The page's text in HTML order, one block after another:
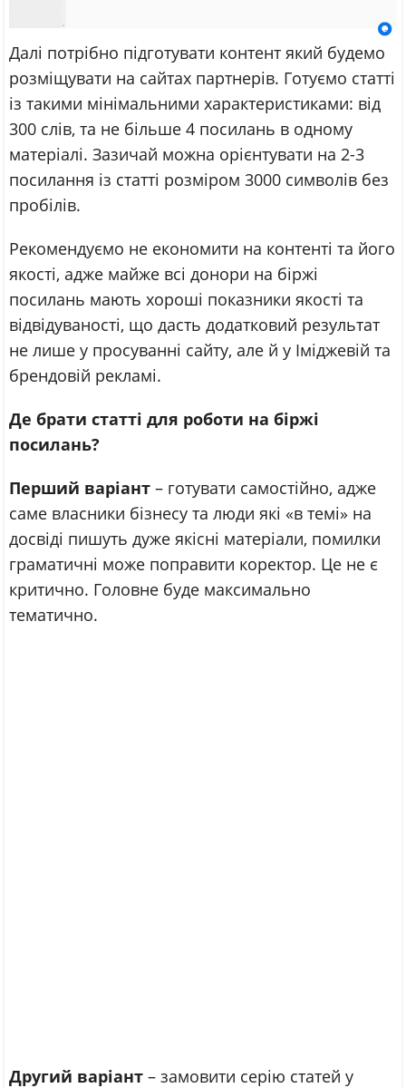
Далі потрібно підготувати контент який будемо
розміщувати на сайтах партнерів. Готуємо статті
із такими мінімальними характеристиками: від
300 слів, та не більше 4 посилань в одному
матеріалі. Зазичай можна орієнтувати на 2-3
посилання із статті розміром 3000 символів без
пробілів.
Рекомендуємо не економити на контенті та його
якості, адже майже всі донори на біржі
посилань мають хороші показники якості та
відвідуваності, що дасть додатковий результат
не лише у просуванні сайту, але й у Іміджевій та
брендовій рекламі.
Де брати статті для роботи на біржі
посилань?
Перший варіант – готувати самостійно, адже
саме власники бізнесу та люди які «в темі» на
досвіді пишуть дуже якісні матеріали, помилки
граматичні може поправити коректор. Це не є
критично. Головне буде максимально
тематично.
Другий варіант – замовити серію статей у